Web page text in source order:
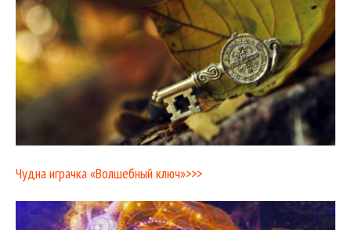
Чудна играчка «Волшебный ключ»>>>